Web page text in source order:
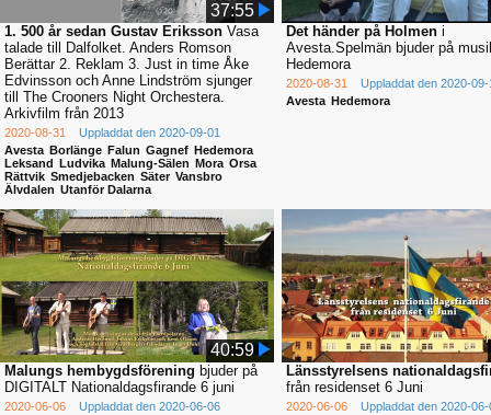
37:55
1. 500 år sedan Gustav Eriksson Vasa
talade till Dalfolket. Anders Romson
Berättar 2. Reklam 3. Just in time Åke
Edvinsson och Anne Lindström sjunger
till The Crooners Night Orchestera.
Arkivfilm från 2013
2020-08-31
Uppladdat den 2020-09-01
Avesta Borlänge Falun Gagnef Hedemora
Leksand Ludvika Malung-Sälen Mora Orsa
Rättvik Smedjebacken Säter Vansbro
Älvdalen Utanför Dalarna
Det händer på Holmen i
Avesta.Spelmän bjuder på
Hedemora
2020-08-31
Uppladdat den 2020-09-
Avesta Hedemora
40:59
Malungs hembygdsförening bjuder på
DIGITALT Nationaldagsfirande 6 juni
2020-06-06
Uppladdat den 2020-06-06
Länsstyrelsens
från residenset 6 Juni
2020-06-06
Uppladdat den 2020-06-